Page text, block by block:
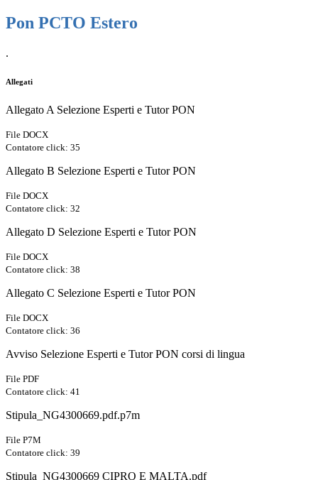
Pon PCTO Estero
.
Allegati
Allegato A Selezione Esperti e Tutor PON
File DOCX
Contatore click: 35
Allegato B Selezione Esperti e Tutor PON
File DOCX
Contatore click: 32
Allegato D Selezione Esperti e Tutor PON
File DOCX
Contatore click: 38
Allegato C Selezione Esperti e Tutor PON
File DOCX
Contatore click: 36
Avviso Selezione Esperti e Tutor PON corsi di lingua
File PDF
Contatore click: 41
Stipula_NG4300669.pdf.p7m
File P7M
Contatore click: 39
Stipula_NG4300669 CIPRO E MALTA.pdf